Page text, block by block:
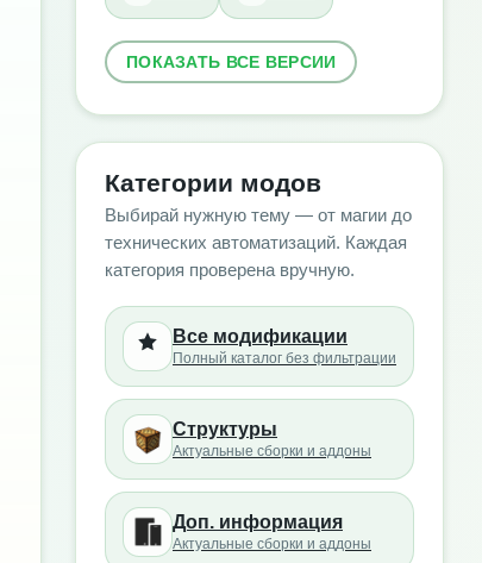
ПОКАЗАТЬ ВСЕ ВЕРСИИ
Категории модов
Выбирай нужную тему — от магии до
технических автоматизаций. Каждая
категория проверена вручную.
Все модификации
Полный каталог без фильтрации
Структуры
Актуальные сборки и аддоны
Доп. информация
Актуальные сборки и аддоны